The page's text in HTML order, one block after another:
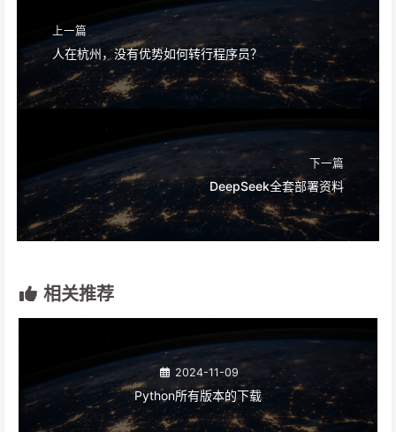
上一篇
人在杭州，没有优势如何转行程序员？
下一篇
DeepSeek全套部署资料
相关推荐
2024-11-09
Python所有版本的下载